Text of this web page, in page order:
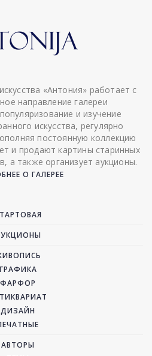
«Антония» работает с
направление галереи
и изучение
искусства, регулярно
постоянную коллекцию
и продают картины старинных
а также организует аукционы.
О ГАЛЕРЕЕ
ГРАФИКА
ФАРФОР
ДИЗАЙН
АВТОРЫ